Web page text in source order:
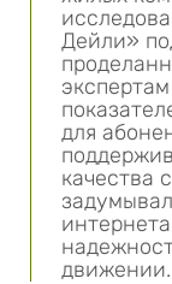
Дейли»
для
качества
движении.